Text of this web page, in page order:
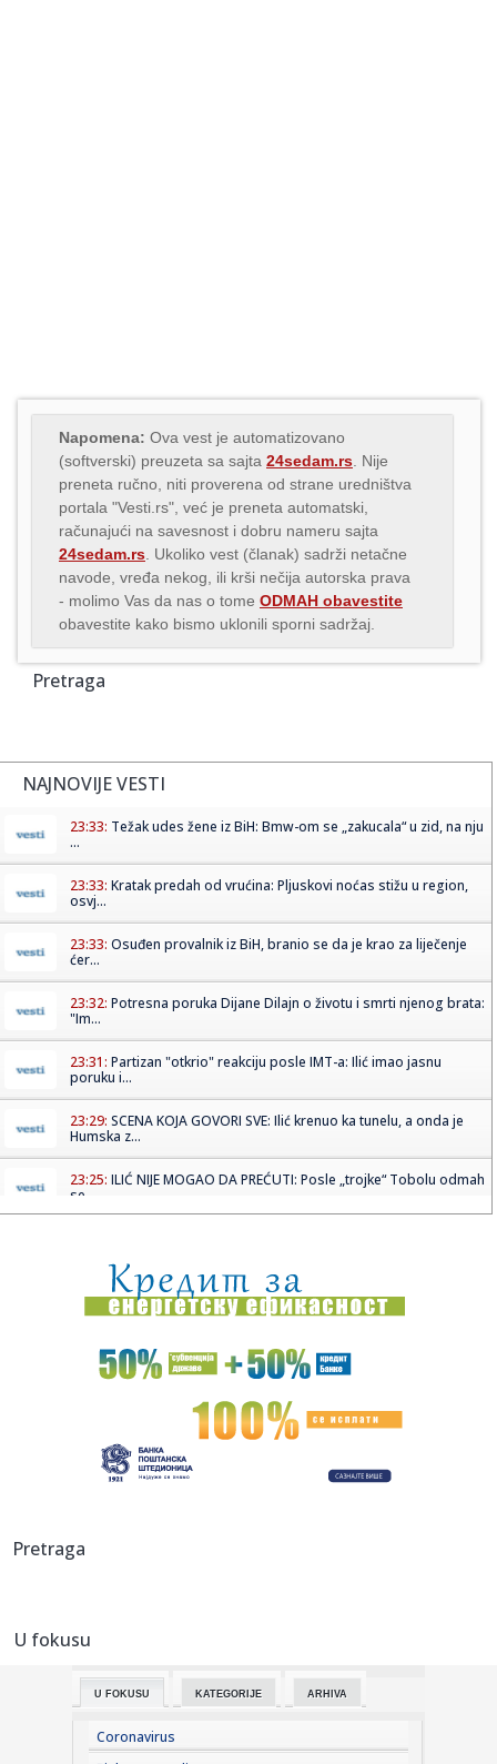
Napomena: Ova vest je automatizovano
(softverski) preuzeta sa sajta 24sedam.rs . Nije
preneta ručno, niti proverena od strane uredništva
portala "Vesti.rs", već je preneta automatski,
računajući na savesnost i dobru nameru sajta
24sedam.rs . Ukoliko vest (članak) sadrži netačne
navode, vređa nekog, ili krši nečija autorska prava
- molimo Vas da nas o tome ODMAH obavestite
obavestite kako bismo uklonili sporni sadržaj.
Pretraga
NAJNOVIJE VESTI
23:33: Težak udes žene iz BiH: Bmw-om se „zakucala“ u zid, na nju
...
23:33: Kratak predah od vrućina: Pljuskovi noćas stižu u region,
osvj...
23:33: Osuđen provalnik iz BiH, branio se da je krao za liječenje
ćer...
23:32: Potresna poruka Dijane Dilajn o životu i smrti njenog brata:
"Im...
23:31: Partizan "otkrio" reakciju posle IMT-a: Ilić imao jasnu
poruku i...
23:29: SCENA KOJA GOVORI SVE: Ilić krenuo ka tunelu, a onda je
Humska z...
23:25: ILIĆ NIJE MOGAO DA PREĆUTI: Posle „trojke“ Tobolu odmah
se ...
23:22:Saša Ilić: "Ako moram da tražim dlaku u jajetu..."
23:21:BORAC URADIO NAJVAŽNIJE: Belorusi pali, ali jedan detalj
ostavlj...
Horor u Višnjici: Muškarac umro posle više uboda stršljena!
23:15:Tramp najavio kraj rata: "Uskoro se završava" VIDEO
poja...
23:12:
23:11: Saša Ilić se obraća posle meča sa Tobolom
Pretraga
U fokusu
U FOKUSU KATEGORIJE ARHIVA
Coronavirus